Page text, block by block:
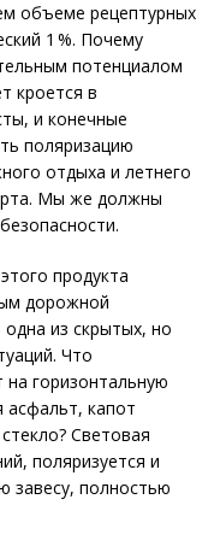
объеме рецептурных
1 %. Почему
потенциалом
кроется в
и конечные
поляризацию
отдыха и летнего
Мы же должны
продукта
дорожной
одна из скрытых, но
Что
на горизонтальную
капот
Световая
поляризуется и
завесу, полностью